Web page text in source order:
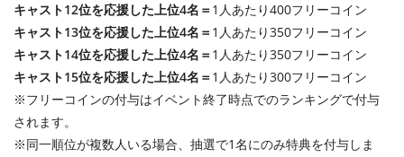
キャスト12位を応援した上位4名＝1人あたり400フリーコイン
キャスト13位を応援した上位4名＝1人あたり350フリーコイン
キャスト14位を応援した上位4名＝1人あたり350フリーコイン
キャスト15位を応援した上位4名＝1人あたり300フリーコイン
※フリーコインの付与はイベント終了時点でのランキングで付与
されます。
※同一順位が複数人いる場合、抽選で1名にのみ特典を付与しま